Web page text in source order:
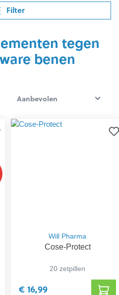
Filter
tegen
benen
Will Pharma
Cose-Protect
20 zetpillen
€ 16,99